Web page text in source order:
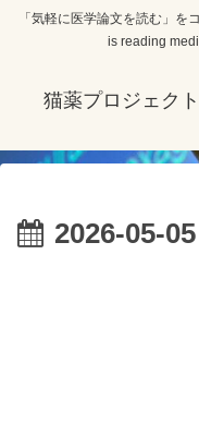
「気軽に医学論文を読む」を
is reading
猫薬プロジェク
2026-05-05